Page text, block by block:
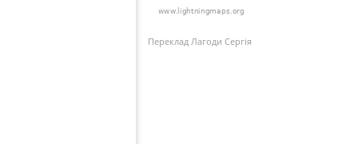
Переклад Лагоди Сергія